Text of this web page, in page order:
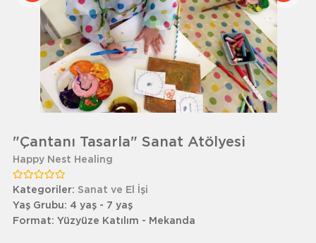
"Çantanı Tasarla" Sanat Atölyesi
Happy Nest Healing
Kategoriler: Sanat ve El İşi
Yaş Grubu: 4 yaş - 7 yaş
Format: Yüzyüze Katılım - Mekanda